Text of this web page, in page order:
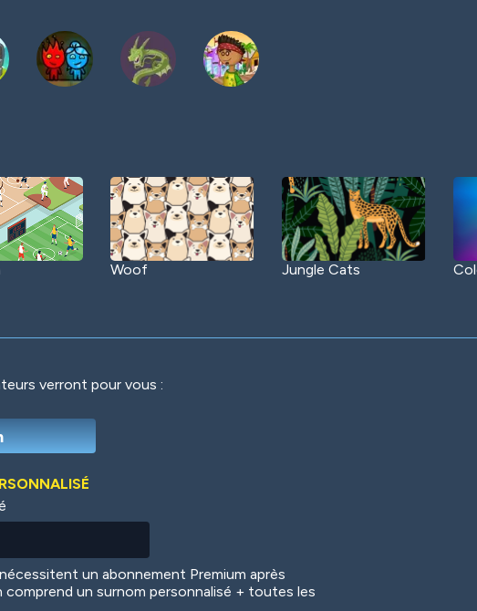
Woof Jungle Cats
verront pour vous :
un abonnement Premium après
un surnom personnalisé + toutes les